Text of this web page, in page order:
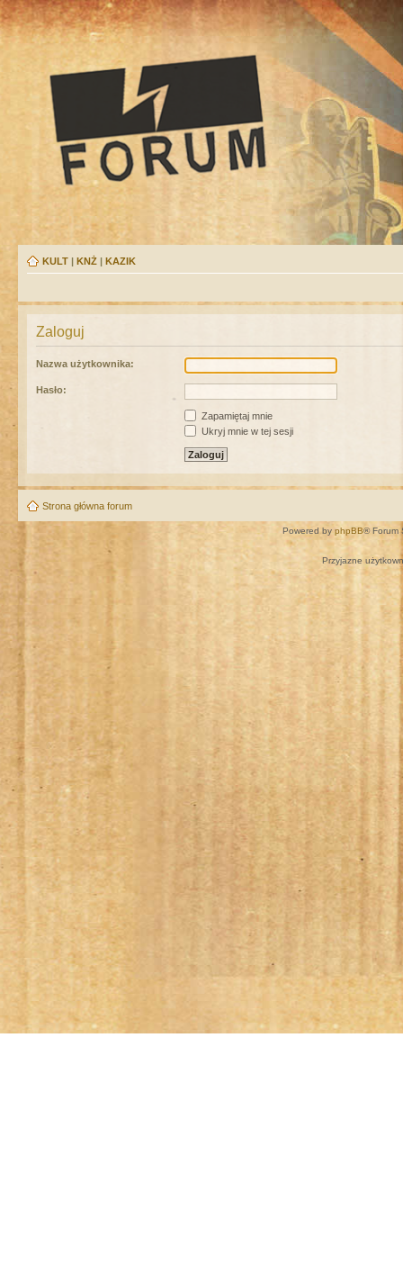
KULT | KNŻ | KAZIK
Zaloguj
Nazwa użytkownika:
Hasło:
Zapamiętaj mnie
Ukryj mnie w tej sesji
Strona główna forum
Powered by phpBB® Forum
Przyjazne